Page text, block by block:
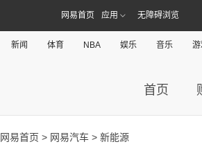
网易首页 应用 无障碍浏览
新闻 体育 NBA 娱乐 音乐 游
首页
网易首页 > 网易汽车 > 新能源